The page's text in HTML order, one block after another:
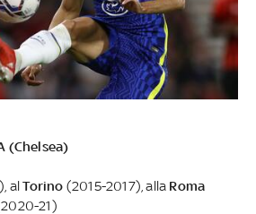
(Chelsea)
alTorino (2015-2017), alla Roma
21)